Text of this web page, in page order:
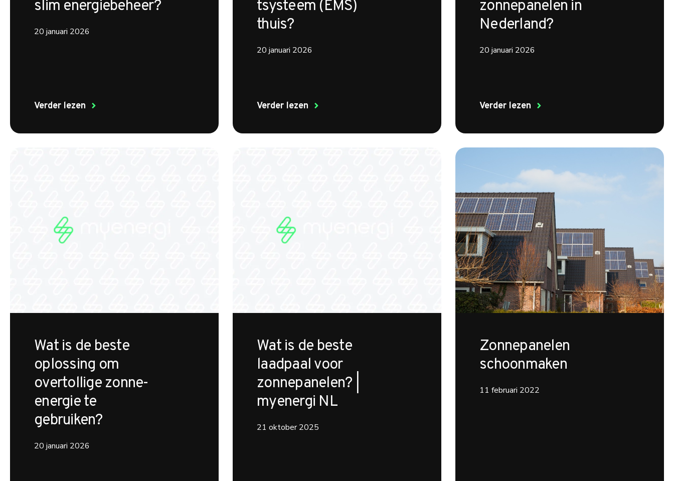
slim energiebeheer?
20 januari 2026
Verder lezen
tsysteem (EMS)
thuis?
20 januari 2026
Verder lezen
zonnepanelen in
Nederland?
20 januari 2026
Verder lezen
Wat is de beste
oplossing om
overtollige zonne-
energie te
gebruiken?
20 januari 2026
Wat is de beste
laadpaal voor
zonnepanelen? |
myenergi NL
21 oktober 2025
Zonnepanelen
schoonmaken
11 februari 2022